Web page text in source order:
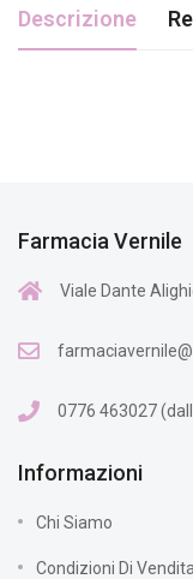
Descrizione
Farmacia Vernile
Viale Dante
0776 463027
Informazioni
Chi Siamo
Condizioni Di Vendita